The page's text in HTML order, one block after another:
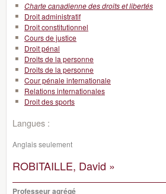
Charte canadienne des droits et libertés
Droit administratif
Droit constitutionnel
Cours de justice
Droit pénal
Droits de la personne
Droits de la personne
Cour pénale internationale
Relations internationales
Droit des sports
Langues :
Anglais seulement
ROBITAILLE, David »
Professeur agrégé